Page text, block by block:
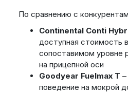
По сравнению с
Continental Conti
доступная стоимость
сопоставимом уровне
на прицепной оси
Goodyear Fuelmax T
поведение на мокрой